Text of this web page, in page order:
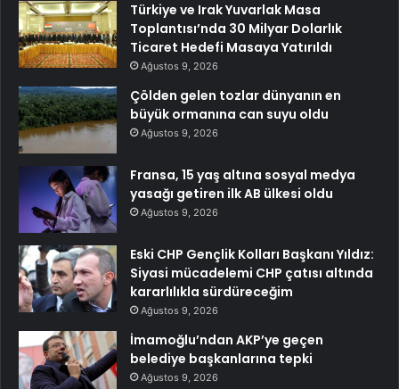
Türkiye ve Irak Yuvarlak Masa
Toplantısı’nda 30 Milyar Dolarlık
Ticaret Hedefi Masaya Yatırıldı
Ağustos 9, 2026
Çölden gelen tozlar dünyanın en
büyük ormanına can suyu oldu
Ağustos 9, 2026
Fransa, 15 yaş altına sosyal medya
yasağı getiren ilk AB ülkesi oldu
Ağustos 9, 2026
Eski CHP Gençlik Kolları Başkanı Yıldız:
Siyasi mücadelemi CHP çatısı altında
kararlılıkla sürdüreceğim
Ağustos 9, 2026
İmamoğlu’ndan AKP’ye geçen
belediye başkanlarına tepki
Ağustos 9, 2026